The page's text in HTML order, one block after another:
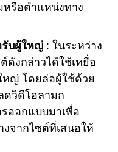
หรือตำแหน่งทาง
รับผู้ใหญ่ : ในระหว่าง
ดังกล่าวได้ใช้เหยื่อ
หญ่ โดยล่อผู้ใช้ด้วย
วิดีโอลามก
ออกแบบมาเพื่อ
จากไซต์ที่เสนอให้